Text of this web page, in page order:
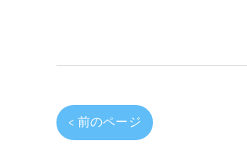
< 前のページ